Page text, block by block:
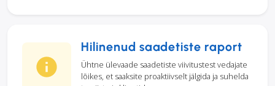
Hilinenud saadetiste raport
Ühtne ülevaade saadetiste viivitustest vedajate
lõikes, et saaksite proaktiivselt jälgida ja suhelda